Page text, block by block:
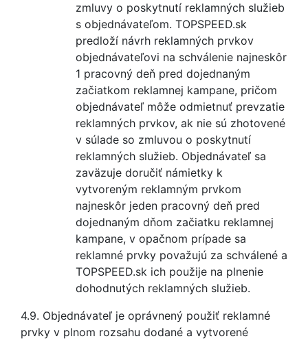
zmluvy o poskytnutí reklamných služieb
s objednávateľom. TOPSPEED.sk
predloží návrh reklamných prvkov
objednávateľovi na schválenie najneskôr
1 pracovný deň pred dojednaným
začiatkom reklamnej kampane, pričom
objednávateľ môže odmietnuť prevzatie
reklamných prvkov, ak nie sú zhotovené
v súlade so zmluvou o poskytnutí
reklamných služieb. Objednávateľ sa
zaväzuje doručiť námietky k
vytvoreným reklamným prvkom
najneskôr jeden pracovný deň pred
dojednaným dňom začiatku reklamnej
kampane, v opačnom prípade sa
reklamné prvky považujú za schválené a
TOPSPEED.sk ich použije na plnenie
dohodnutých reklamných služieb.
4.9. Objednávateľ je oprávnený použiť reklamné
prvky v plnom rozsahu dodané a vytvorené